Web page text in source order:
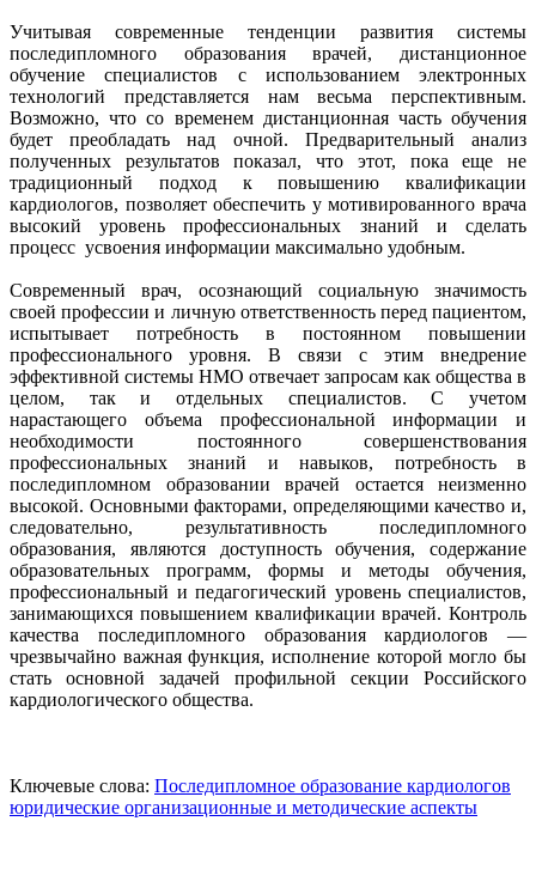
Учитывая современные тенденции развития системы
последипломного образования врачей, дистанционное
обучение специалистов с использованием электронных
технологий представляется нам весьма перспективным.
Возможно, что со временем дистанционная часть обучения
будет преобладать над очной. Предварительный анализ
полученных результатов показал, что этот, пока еще не
традиционный подход к повышению квалификации
кардиологов, позволяет обеспечить у мотивированного врача
высокий уровень профессиональных знаний и сделать
процесс усвоения информации максимально удобным.
Современный врач, осознающий социальную значимость
своей профессии и личную ответственность перед пациентом,
испытывает потребность в постоянном повышении
профессионального уровня. В связи с этим внедрение
эффективной системы НМО отвечает запросам как общества в
целом, так и отдельных специалистов. С учетом
нарастающего объема профессиональной информации и
необходимости постоянного совершенствования
профессиональных знаний и навыков, потребность в
последипломном образовании врачей остается неизменно
высокой. Основными факторами, определяющими качество и,
следовательно, результативность последипломного
образования, являются доступность обучения, содержание
образовательных программ, формы и методы обучения,
профессиональный и педагогический уровень специалистов,
занимающихся повышением квалификации врачей. Контроль
качества последипломного образования кардиологов —
чрезвычайно важная функция, исполнение которой могло бы
стать основной задачей профильной секции Российского
кардиологического общества.
Ключевые слова: Последипломное образование кардиологов
юридические организационные и методические аспекты